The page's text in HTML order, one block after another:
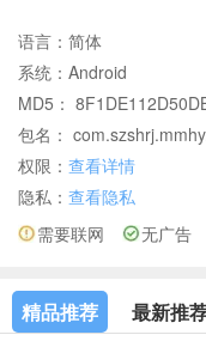
语言： 简体
系统： Android
MD5：
包名：
权限： 查看详情
隐私： 查看隐私
需要联网 无广告
精品推荐 最新推